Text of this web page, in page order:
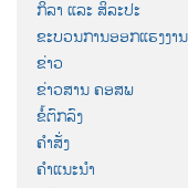
ກິລາ ແລະ ສິລະປະ
ຂະບວນການອອກແຮງງານ
ຂ່າວ
ຂ່າວສານ ຄອສພ
ຂໍ້ຕົກລົງ
ຄຳສັ່ງ
ຄຳແນະນຳ